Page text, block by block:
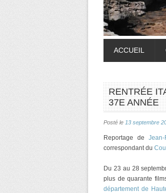
ACCUEIL
RENTRÉE
37E ANNÉE
Posté le 13 septembre
Reportage de
correspondant du
Du 23 au 28
plus de quarante
département de